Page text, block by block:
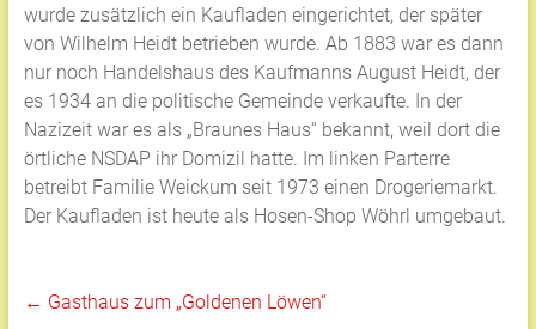
wurde zusätzlich ein Kaufladen eingerichtet, der später
von Wilhelm Heidt betrieben wurde. Ab 1883 war es dann
nur noch Handelshaus des Kaufmanns August Heidt, der
es 1934 an die politische Gemeinde verkaufte. In der
Nazizeit war es als „Braunes Haus“ bekannt, weil dort die
örtliche NSDAP ihr Domizil hatte. Im linken Parterre
betreibt Familie Weickum seit 1973 einen Drogeriemarkt.
Der Kaufladen ist heute als Hosen-Shop Wöhrl umgebaut.
← Gasthaus zum „Goldenen Löwen“